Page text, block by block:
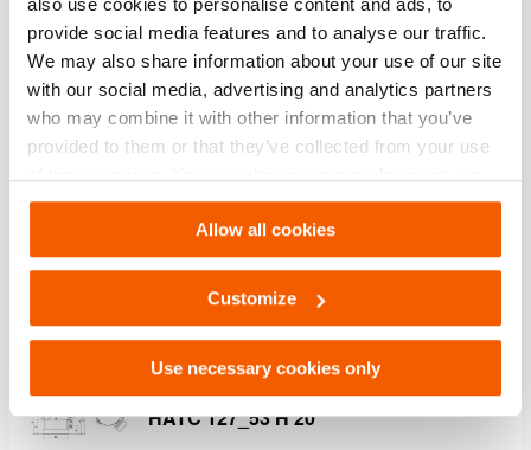
also use cookies to personalise content and ads, to
provide social media features and to analyse our traffic.
We may also share information about your use of our site
with our social media, advertising and analytics partners
who may combine it with other information that you’ve
provided to them or that they’ve collected from your use
Settings. See ourcookiestatement.
Allow all cookies
Customize
Use necessary cookies only
Rendimiento
Especificaciones generales
Dimensiones, peso y temperatura
Dimensiones Dibujo técnico
Technical Drawing
Technical Drawing Telescopic Cylinder
HATC 127_53 H 20